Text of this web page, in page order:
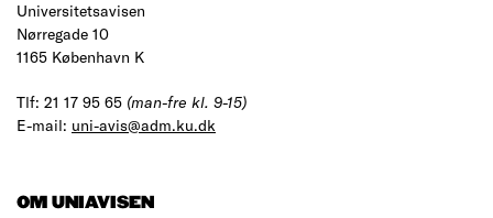
Universitetsavisen
Nørregade 10
1165 København K
Tlf: 21 17 95 65 (man-fre kl. 9-15)
E-mail: uni-avis@adm.ku.dk
OM UNIAVISEN